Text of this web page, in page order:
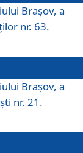
Brașov, a
nr. 63.
Brașov, a
nr. 21.